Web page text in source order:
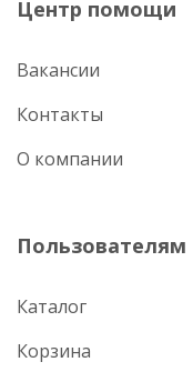
Центр помощи
Вакансии
Контакты
О компании
Пользователям
Каталог
Корзина